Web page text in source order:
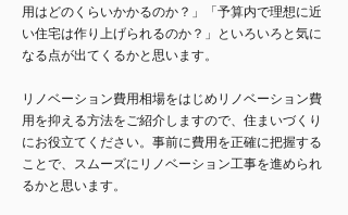
用はどのくらいかかるのか？」「予算内で理想に近
い住宅は作り上げられるのか？」といろいろと気に
なる点が出てくるかと思います。
リノベーション費用相場をはじめリノベーション費
用を抑える方法をご紹介しますので、住まいづくり
にお役立てください。事前に費用を正確に把握する
ことで、スムーズにリノベーション工事を進められ
るかと思います。